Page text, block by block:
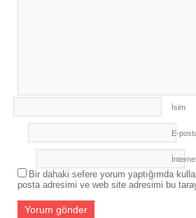
İsim
E-
Bir dahaki sefere yorum yaptığımda
posta adresimi ve web site adresimi bu